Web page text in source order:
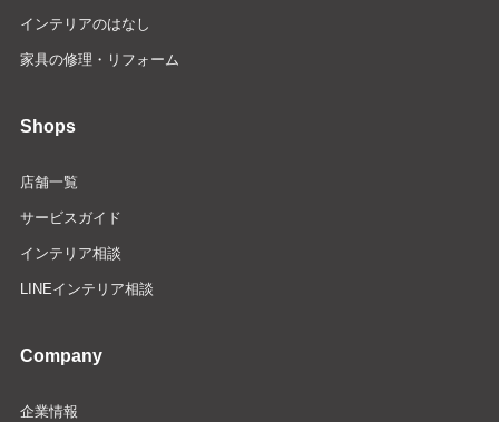
インテリアのはなし
家具の修理・リフォーム
Shops
店舗一覧
サービスガイド
インテリア相談
LINEインテリア相談
Company
企業情報